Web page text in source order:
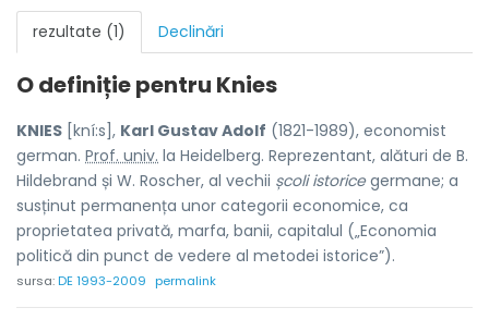
rezultate (1) Declinări
O definiție pentru Knies
KNIES [kní:s], Karl Gustav Adolf (1821-1989), economist
german. Prof. univ. la Heidelberg. Reprezentant, alături de B.
Hildebrand și W. Roscher, al vechii școli istoricegermane; a
susținut permanența unor categorii economice, ca
proprietatea privată, marfa, banii, capitalul („Economia
politică din punct de vedere al metodei istorice”).
sursa:DE 1993-2009 permalink